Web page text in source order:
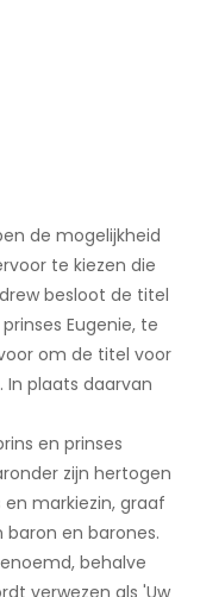
de mogelijkheid
te kiezen die
besloot de titel
Eugenie, te
om de titel voor
In plaats daarvan
en prinses
zijn hertogen
markiezin, graaf
en barones.
behalve